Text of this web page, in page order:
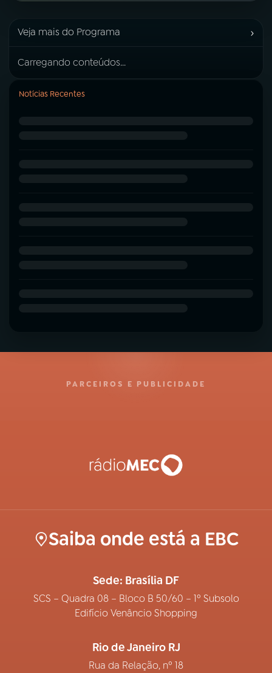
Veja mais do Programa ›
Carregando conteúdos...
Notícias Recentes
PARCEIROS E PUBLICIDADE
Saiba onde está a EBC
Sede: Brasília DF
SCS – Quadra 08 – Bloco B 50/60 – 1º Subsolo
Edifício Venâncio Shopping
Rio de Janeiro RJ
Rua da Relação, nº 18